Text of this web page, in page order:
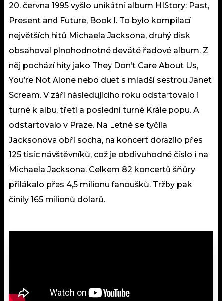
20. června 1995 vyšlo unikátní album HIStory: Past,
Present and Future, Book I. To bylo kompilací
největších hitů Michaela Jacksona, druhý disk
obsahoval plnohodnotné deváté řadové album. Z
něj pochází hity jako They Don’t Care About Us,
You’re Not Alone nebo duet s mladší sestrou Janet
Scream. V září následujícího roku odstartovalo i
turné k albu, třetí a poslední turné Krále popu. A
odstartovalo v Praze. Na Letné se tyčila
Jacksonova obří socha, na koncert dorazilo přes
125 tisíc návštěvníků, což je obdivuhodné číslo i na
Michaela Jacksona. Celkem 82 koncertů šňůry
přilákalo přes 4,5 milionu fanoušků. Tržby pak
činily 165 milionů dolarů.